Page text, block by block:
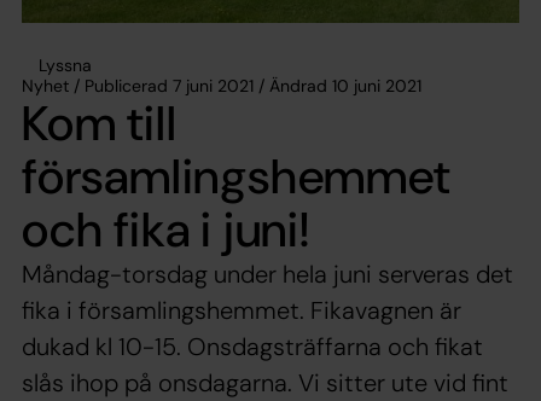
Lyssna
Nyhet / Publicerad 7 juni 2021 / Ändrad 10 juni 2021
Kom till
församlingshemmet
och fika i juni!
Måndag-torsdag under hela juni serveras det
fika i församlingshemmet. Fikavagnen är
dukad kl 10-15. Onsdagsträffarna och fikat
slås ihop på onsdagarna. Vi sitter ute vid fint